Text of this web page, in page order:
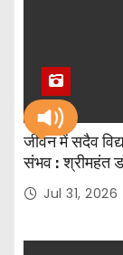
जीवन में सदैव
संभव : श्रीमहंत
Jul 31, 2026